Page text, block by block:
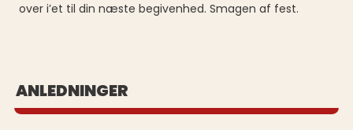
over i’et til din næste begivenhed. Smagen af fest.
ANLEDNINGER
Se vores populære buffeter